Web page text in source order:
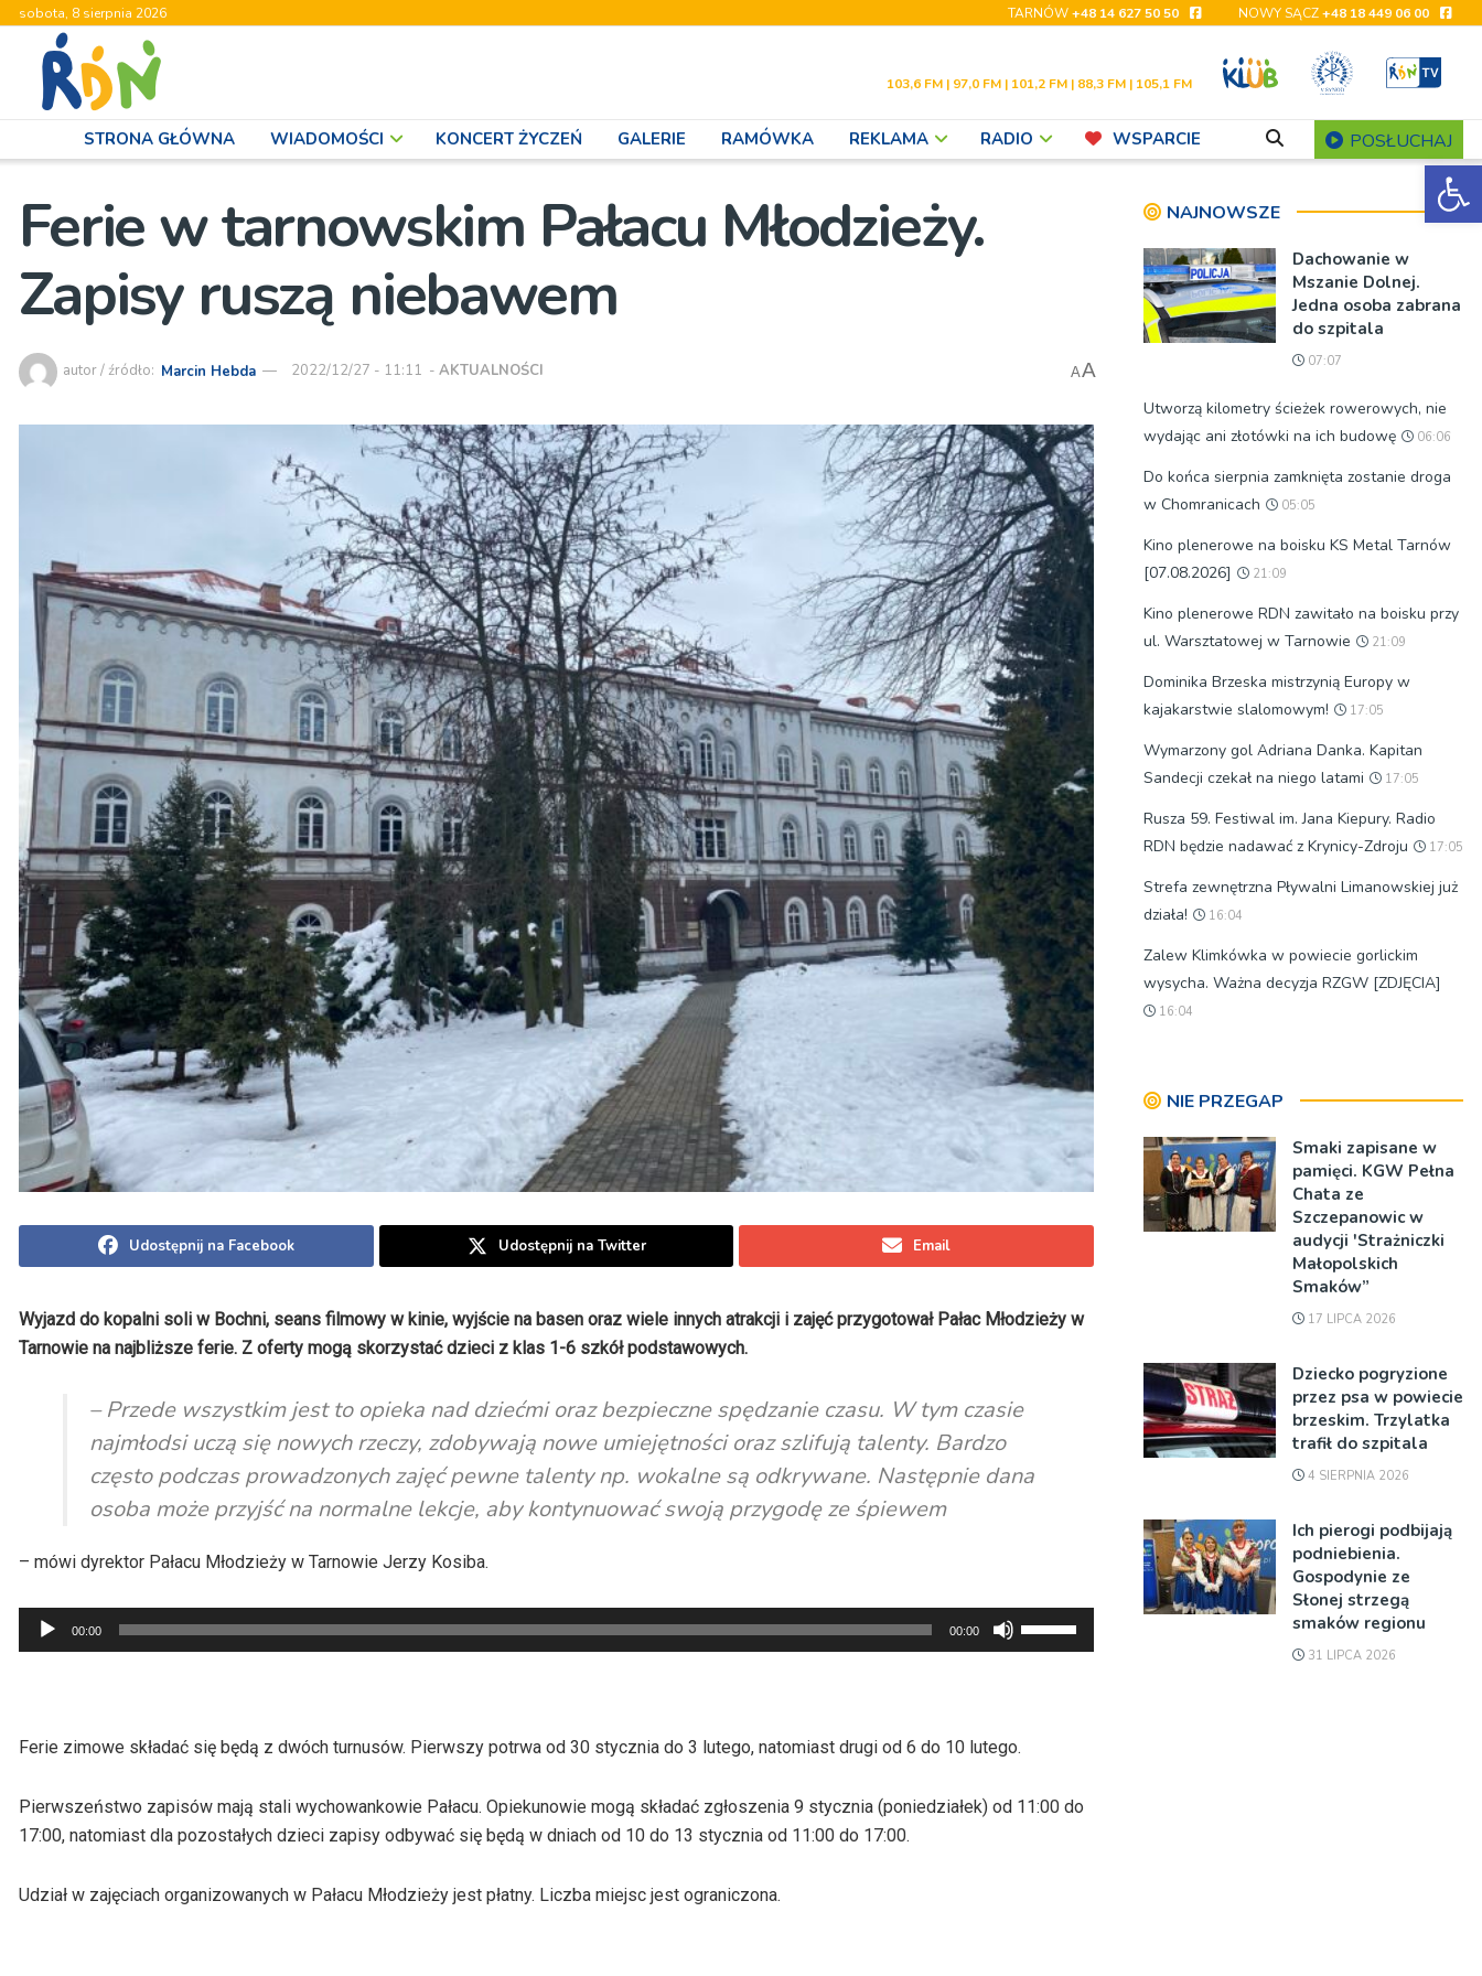
sobota, 8 sierpnia 2026 TARNÓW+48 14 627 50 50 NOWY SĄCZ+48 18 449 06 00
103,6 FM | 97,0 FM | 101,2 FM | 88,3 FM | 105,1 FM
STRONA GŁÓWNA WIADOMOŚCI KONCERT ŻYCZEŃ GALERIE RAMÓWKA REKLAMA RADIO WSPARCIE POSŁUCHAJ
Ferie w tarnowskim Pałacu Młodzieży.
Zapisy ruszą niebawem
autor / źródło: Marcin Hebda 2022/12/27 - 11:11 - AKTUALNOŚCI AA
Udostępnij na Facebook Udostępnij na Twitter Email
Wyjazd do kopalni soli w Bochni, seans filmowy w kinie, wyjście na basen oraz wiele innych atrakcji i zajęć przygotował Pałac Młodzieży w
Tarnowie na najbliższe ferie. Z oferty mogą skorzystać dzieci z klas 1-6 szkół podstawowych.
– Przede wszystkim jest to opieka nad dziećmi oraz bezpieczne spędzanie czasu. W tym czasie
najmłodsi uczą się nowych rzeczy, zdobywają nowe umiejętności oraz szlifują talenty. Bardzo
często podczas prowadzonych zajęć pewne talenty np. wokalne są odkrywane. Następnie dana
osoba może przyjść na normalne lekcje, aby kontynuować swoją przygodę ze śpiewem
– mówi dyrektor Pałacu Młodzieży w Tarnowie Jerzy Kosiba.
Odtwarzacz
plików
00:00 00:00
strzałek
Ferie zimowe składać się będą z dwóch turnusów. Pierwszy potrwa od 30 stycznia do 3 lutego, natomiast drugi od 6 do 10 lutego.
Pierwszeństwo zapisów mają stali wychowankowie Pałacu. Opiekunowie mogą składać zgłoszenia 9 stycznia (poniedziałek) od 11:00 do
17:00, natomiast dla pozostałych dzieci zapisy odbywać się będą w dniach od 10 do 13 stycznia od 11:00 do 17:00.
Udział w zajęciach organizowanych w Pałacu Młodzieży jest płatny. Liczba miejsc jest ograniczona.
NAJNOWSZE
Dachowanie w
Mszanie Dolnej.
Jedna osoba zabrana
do szpitala
07:07
Utworzą kilometry ścieżek rowerowych, nie
wydając ani złotówki na ich budowę
06:06
Do końca sierpnia zamknięta zostanie droga
w Chomranicach
05:05
Kino plenerowe na boisku KS Metal Tarnów
[07.08.2026]
21:09
Kino plenerowe RDN zawitało na boisku przy
ul. Warsztatowej w Tarnowie
21:09
Dominika Brzeska mistrzynią Europy w
kajakarstwie slalomowym!
17:05
Wymarzony gol Adriana Danka. Kapitan
Sandecji czekał na niego latami
17:05
Rusza 59. Festiwal im. Jana Kiepury. Radio
RDN będzie nadawać z Krynicy-Zdroju
17:05
Strefa zewnętrzna Pływalni Limanowskiej już
działa!
16:04
Zalew Klimkówka w powiecie gorlickim
wysycha. Ważna decyzja RZGW [ZDJĘCIA]
16:04
NIE PRZEGAP
Smaki zapisane w
pamięci. KGW Pełna
Chata ze
Szczepanowic w
audycji 'Strażniczki
Małopolskich
Smaków”
17 LIPCA 2026
Dziecko pogryzione
przez psa w powiecie
brzeskim. Trzylatka
trafił do szpitala
4 SIERPNIA 2026
Ich pierogi podbijają
podniebienia.
Gospodynie ze
Słonej strzegą
smaków regionu
31 LIPCA 2026